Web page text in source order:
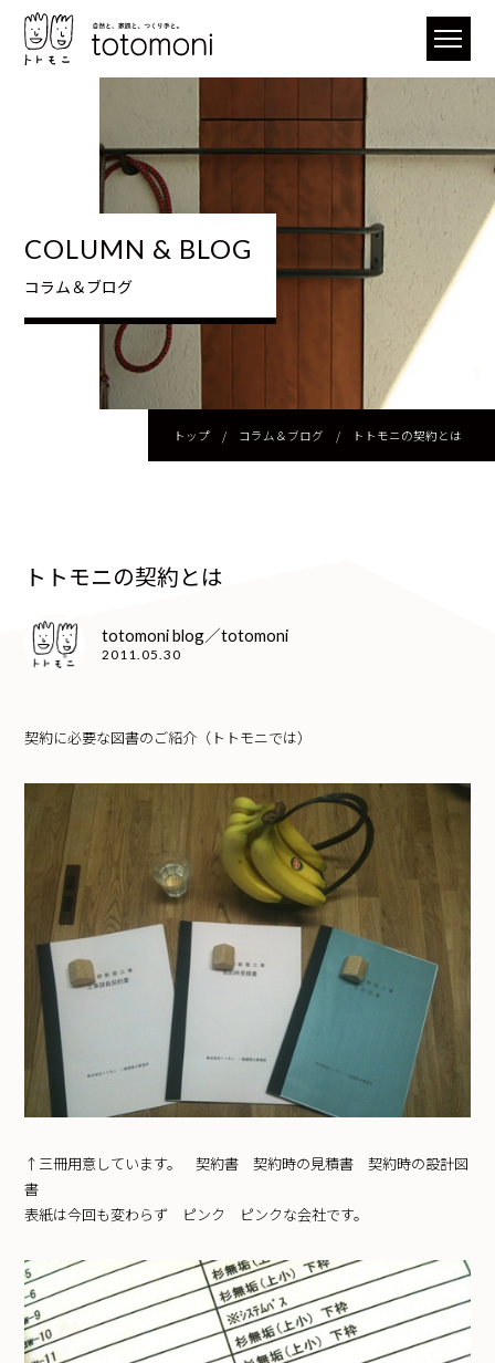
COLUMN & BLOG
コラム＆ブログ
トップ/ コラム＆ブログ / トトモニの契約とは
トトモニの契約とは
totomoni blog／totomoni
2011.05.30
契約に必要な図書のご紹介（トトモニでは）
↑三冊用意しています。 契約書 契約時の見積書 契約時の設計図
書
表紙は今回も変わらず ピンク ピンクな会社です。